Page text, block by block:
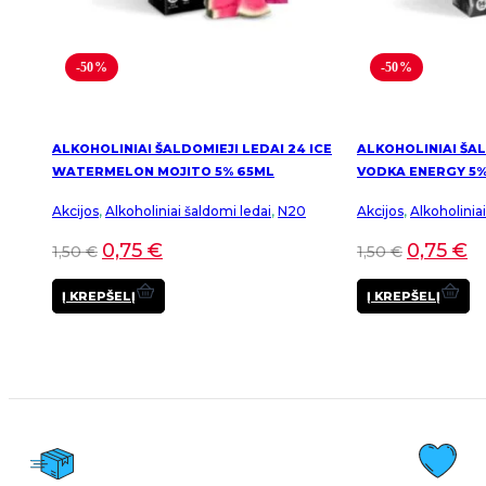
-50%
ALKOHOLINIAI ŠALDOMIEJI LEDAI 24 ICE
WATERMELON MOJITO 5% 65ML
Akcijos, Alkoholiniai šaldomi ledai, N20
1,50€ 0,75 €
Į KREPŠELĮ
-50%
ALKOHOLINIAI
VODKA ENERGY
Akcijos,
1,50€ 0,75 €
Į KREPŠELĮ